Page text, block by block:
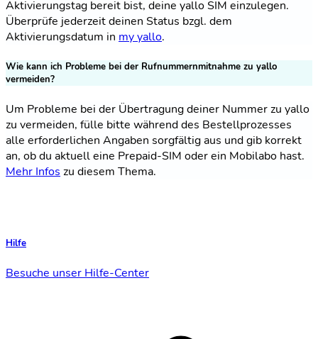
Aktivierungstag bereit bist, deine yallo SIM einzulegen.
Überprüfe jederzeit deinen Status bzgl. dem
Aktivierungsdatum in my yallo.
Wie kann ich Probleme bei der Rufnummernmitnahme zu yallo
vermeiden?
Um Probleme bei der Übertragung deiner Nummer zu yallo
zu vermeiden, fülle bitte während des Bestellprozesses
alle erforderlichen Angaben sorgfältig aus und gib korrekt
an, ob du aktuell eine Prepaid-SIM oder ein Mobilabo hast.
Mehr Infos zu diesem Thema.
Hilfe
Besuche unser Hilfe-Center